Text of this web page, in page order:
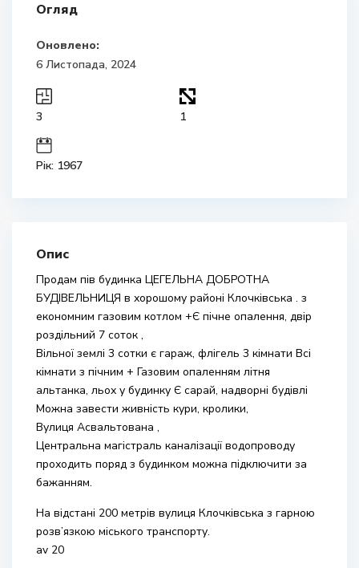
Огляд
Оновлено:
6 Листопада, 2024
3 1
Рік: 1967
Опис
Продам пів будинка ЦЕГЕЛЬНА ДОБРОТНА
БУДІВЕЛЬНИЦЯ в хорошому районі Клочківська . з
економним газовим котлом +Є пічне опалення, двір
роздільний 7 соток ,
Вільної землі 3 сотки є гараж, флігель 3 кімнати Всі
кімнати з пічним + Газовим опаленням літня
альтанка, льох у будинку Є сарай, надворні будівлі
Можна завести живність кури, кролики,
Вулиця Асвальтована ,
Центральна магістраль каналізації водопроводу
проходить поряд з будинком можна підключити за
бажанням.
На відстані 200 метрів вулиця Клочківська з гарною
розв’язкою міського транспорту.
av 20